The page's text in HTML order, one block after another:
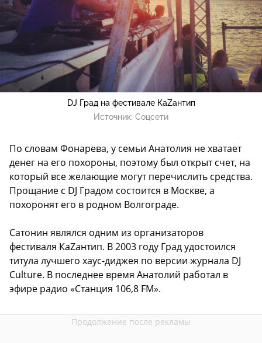
DJ Град на фестивале КаZантип
Источник: Соцсети
По словам Фонарева, у семьи Анатолия не хватает
денег на его похороны, поэтому был открыт счет, на
который все желающие могут перечислить средства.
Прощание с DJ Градом состоится в Москве, а
похоронят его в родном Волгограде.
Сатонин являлся одним из организаторов
фестиваля КаZантип. В 2003 году Град удостоился
титула лучшего хаус-диджея по версии журнала DJ
Culture. В последнее время Анатолий работал в
эфире радио «Станция 106,8 FM».